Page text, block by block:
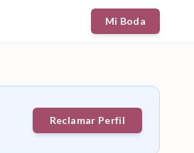
Mi Boda
Reclamar Perfil